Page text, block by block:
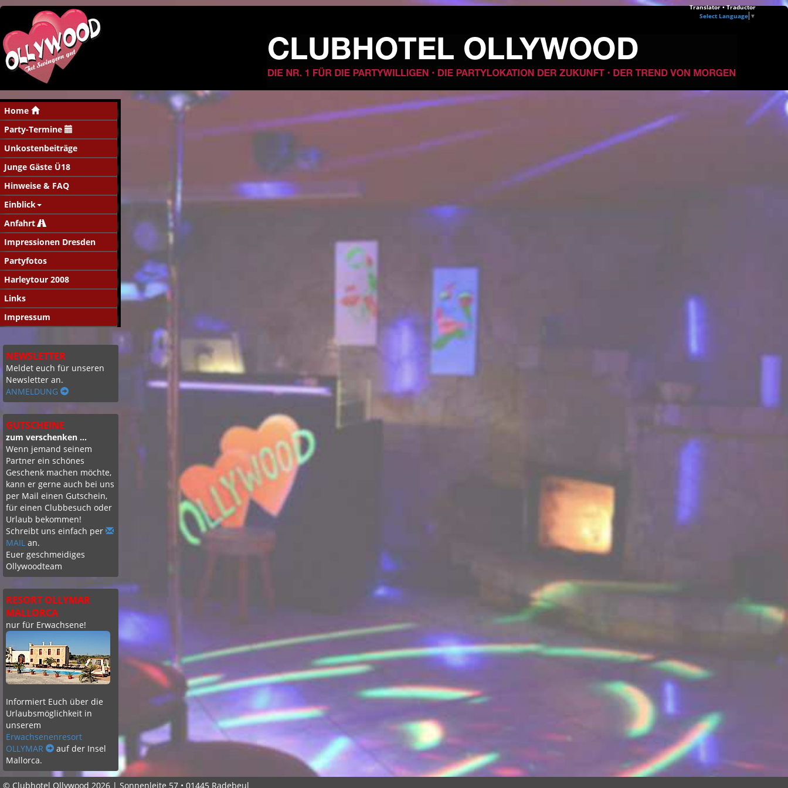
Translator • Traductor
Select Language ▼
Home
Party-Termine
Unkostenbeiträge
Junge Gäste Ü18
Hinweise & FAQ
Einblick
Anfahrt
Impressionen Dresden
Partyfotos
Harleytour 2008
Links
Impressum
NEWSLETTER
Meldet euch für unseren
Newsletter an.
ANMELDUNG
GUTSCHEINE
zum verschenken ...
Wenn jemand seinem
Partner ein schönes
Geschenk machen möchte,
kann er gerne auch bei uns
per Mail einen Gutschein,
für einen Clubbesuch oder
Urlaub bekommen!
Schreibt uns einfach per
MAIL an.
Euer geschmeidiges
Ollywoodteam
RESORT OLLYMAR
MALLORCA
nur für Erwachsene!
Informiert Euch über die
Urlaubsmöglichkeit in
unserem
Erwachsenenresort
OLLYMAR
auf der Insel
Mallorca.
© Clubhotel Ollywood 2026 | Sonnenleite 57 • 01445 Radebeul